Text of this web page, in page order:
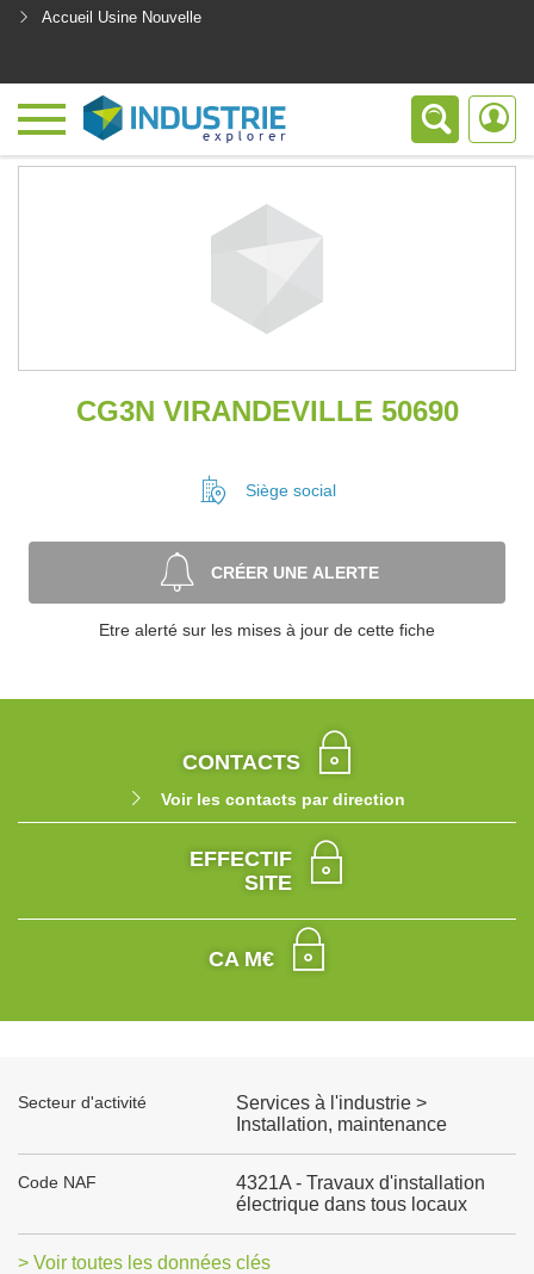
Accueil Usine Nouvelle
CG3N VIRANDEVILLE 50690
Siège social
CRÉER UNE ALERTE
Etre alerté sur les mises à jour de cette fiche
CONTACTS
Voir les contacts par direction
EFFECTIF
SITE
CA M€
Secteur d'activité
Services à l'industrie >
Installation, maintenance
Code NAF
4321A - Travaux d'installation
électrique dans tous locaux
> Voir toutes les données clés